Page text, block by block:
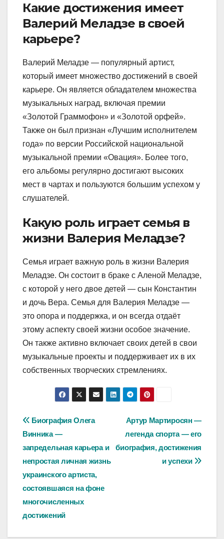
Какие достижения имеет
Валерий Меладзе в своей
карьере?
Валерий Меладзе — популярный артист,
который имеет множество достижений в своей
карьере. Он является обладателем множества
музыкальных наград, включая премии
«Золотой Граммофон» и «Золотой орфей».
Также он был признан «Лучшим исполнителем
года» по версии Российской национальной
музыкальной премии «Овация». Более того,
его альбомы регулярно достигают высоких
мест в чартах и пользуются большим успехом у
слушателей.
Какую роль играет семья в
жизни Валерия Меладзе?
Семья играет важную роль в жизни Валерия
Меладзе. Он состоит в браке с Аленой Меладзе,
с которой у него двое детей — сын Константин
и дочь Вера. Семья для Валерия Меладзе —
это опора и поддержка, и он всегда отдаёт
этому аспекту своей жизни особое значение.
Он также активно включает своих детей в свои
музыкальные проекты и поддерживает их в их
собственных творческих стремлениях.
Навигация
по
записям
Артур Мартиросян —
легенда спорта — его
биография, достижения
и успехи
Биография Олега
Винника —
запредельная карьера и
непростая личная жизнь
украинского артиста,
состоявшаяся на фоне
многочисленных
достижений